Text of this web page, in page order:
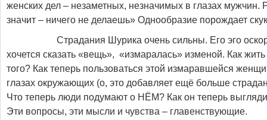
женских дел – незаметных, незначимых в глазах мужчин.
значит – ничего не делаешь» Однообразие порождает
Страдания Шурика очень сильны. Его эго
хочется сказать «вещь», «измаралась» изменой. Как
того? Как теперь пользоваться этой измаравшейся
глазах окружающих (о, это добавляет ещё больше
Что теперь люди подумают о НЁМ? Как он теперь
Эти вопросы, эти мысли и чувства – главенствующие.